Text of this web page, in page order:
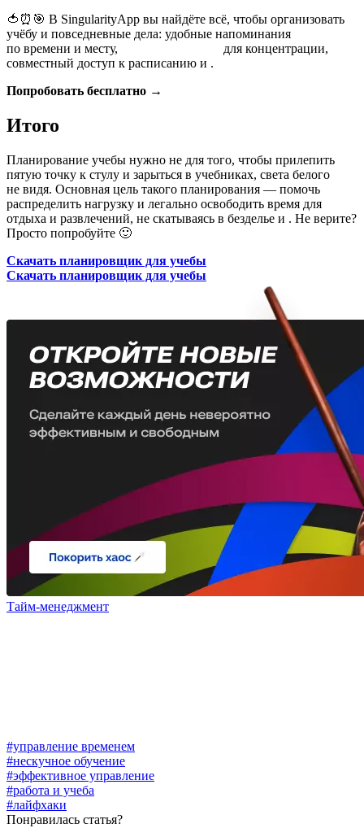
🍅⏰🎯 В SingularityApp вы найдёте всё, чтобы организовать
учёбу и повседневные дела: удобные напоминания
по времени и месту,
для концентрации,
совместный доступ к расписанию и .
Попробовать бесплатно →
Итого
Планирование учебы нужно не для того, чтобы прилепить
пятую точку к стулу и зарыться в учебниках, света белого
не видя. Основная цель такого планирования — помочь
распределить нагрузку и легально освободить время для
отдыха и развлечений, не скатываясь в безделье и . Не верите?
Просто попробуйте 🙂
Скачать планировщик для учебы
Скачать планировщик для учебы
Тайм-менеджмент
#управление временем
#нескучное обучение
#эффективное управление
#работа и учеба
#лайфхаки
Понравилась статья?